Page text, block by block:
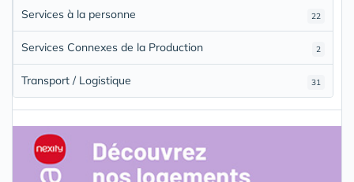
22
Services à la personne
2
Services Connexes de la Production
31
Transport / Logistique